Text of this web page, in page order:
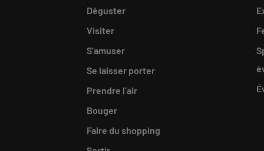
Déguster
Visiter
S’amuser
Se laisser porter
Prendre l’air
Bouger
Faire du shopping